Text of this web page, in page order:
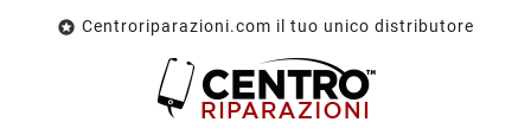
 Centroriparazioni.com il tuo unico distributore